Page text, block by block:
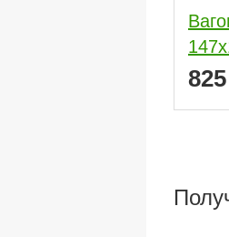
825